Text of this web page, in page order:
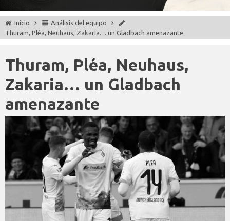
Inicio
Análisis del equipo
Thuram, Pléa, Neuhaus, Zakaria… un Gladbach amenazante
Thuram, Pléa, Neuhaus,
Zakaria… un Gladbach
amenazante